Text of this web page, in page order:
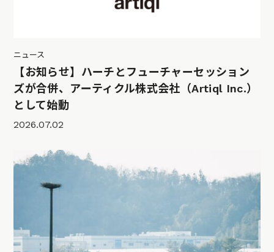
ニュース
【お知らせ】ハーチとフューチャーセッション
ズが合併、アーティクル株式会社（Artiql Inc.）
として始動
2026.07.02